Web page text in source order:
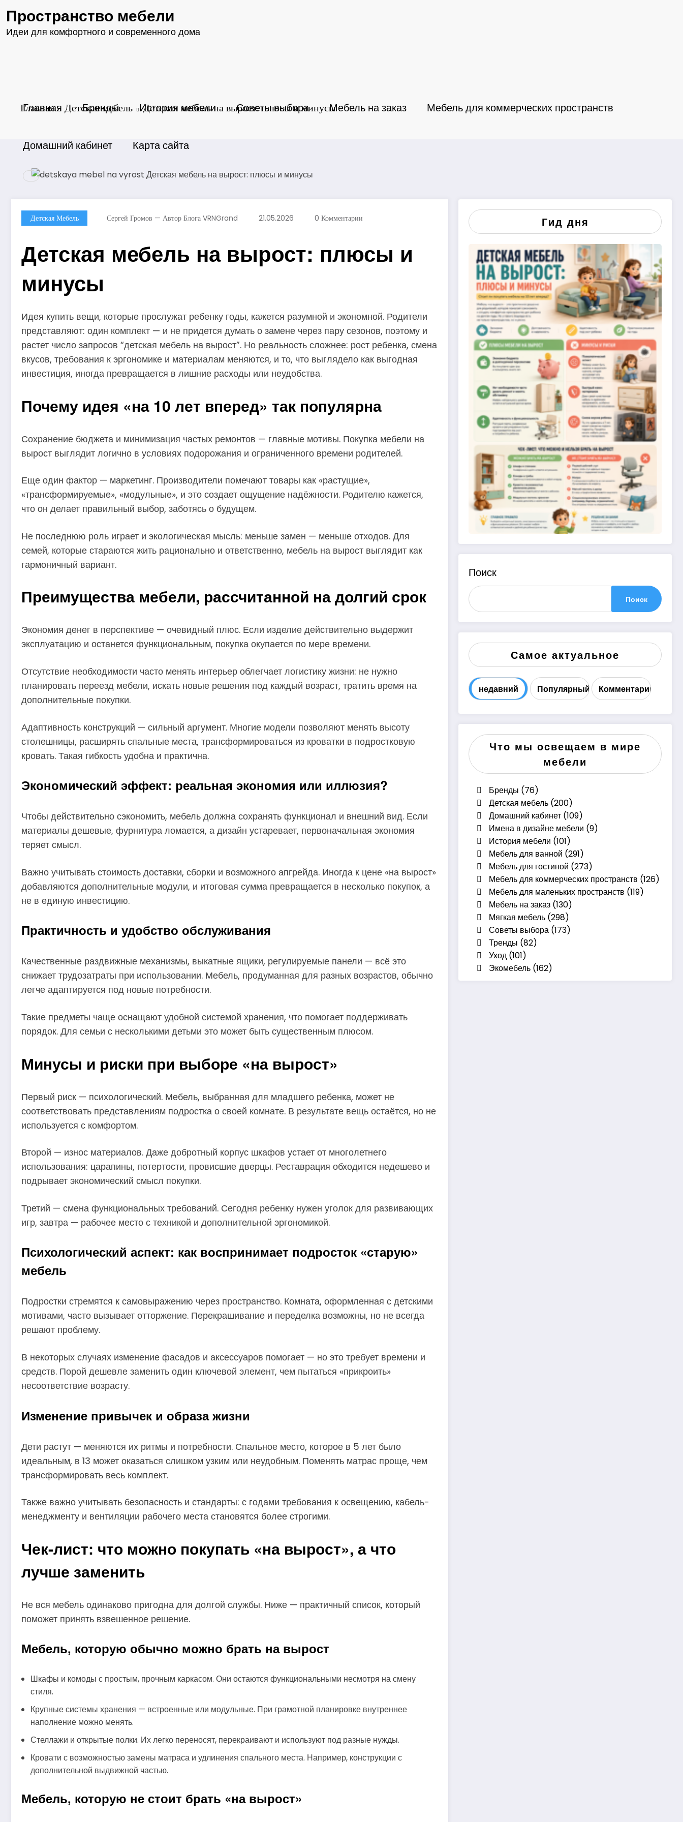
содержимому
Пространство мебели
Идеи для комфортного и современного дома
Главная Бренды История мебели Советы выбора Мебель на заказ Мебель для коммерческих пространств
Домашний кабинет Карта сайта
Главная Детская мебель Детская мебель на вырост: плюсы и минусы
Детская Мебель Сергей Громов — Автор Блога VRNGrand 21.05.2026 0 Комментарии
Детская мебель на вырост: плюсы и
минусы
Идея купить вещи, которые прослужат ребенку годы, кажется разумной и экономной. Родители
представляют: один комплект — и не придется думать о замене через пару сезонов, поэтому и
растет число запросов “детская мебель на вырост”. Но реальность сложнее: рост ребенка, смена
вкусов, требования к эргономике и материалам меняются, и то, что выглядело как выгодная
инвестиция, иногда превращается в лишние расходы или неудобства.
Почему идея «на 10 лет вперед» так популярна
Сохранение бюджета и минимизация частых ремонтов — главные мотивы. Покупка мебели на
вырост выглядит логично в условиях подорожания и ограниченного времени родителей.
Еще один фактор — маркетинг. Производители помечают товары как «растущие»,
«трансформируемые», «модульные», и это создает ощущение надёжности. Родителю кажется,
что он делает правильный выбор, заботясь о будущем.
Не последнюю роль играет и экологическая мысль: меньше замен — меньше отходов. Для
семей, которые стараются жить рационально и ответственно, мебель на вырост выглядит как
гармоничный вариант.
Преимущества мебели, рассчитанной на долгий срок
Экономия денег в перспективе — очевидный плюс. Если изделие действительно выдержит
эксплуатацию и останется функциональным, покупка окупается по мере времени.
Отсутствие необходимости часто менять интерьер облегчает логистику жизни: не нужно
планировать переезд мебели, искать новые решения под каждый возраст, тратить время на
дополнительные покупки.
Адаптивность конструкций — сильный аргумент. Многие модели позволяют менять высоту
столешницы, расширять спальные места, трансформироваться из кроватки в подростковую
кровать. Такая гибкость удобна и практична.
Экономический эффект: реальная экономия или иллюзия?
Чтобы действительно сэкономить, мебель должна сохранять функционал и внешний вид. Если
материалы дешевые, фурнитура ломается, а дизайн устаревает, первоначальная экономия
теряет смысл.
Важно учитывать стоимость доставки, сборки и возможного апгрейда. Иногда к цене «на вырост»
добавляются дополнительные модули, и итоговая сумма превращается в несколько покупок, а
не в единую инвестицию.
Практичность и удобство обслуживания
Качественные раздвижные механизмы, выкатные ящики, регулируемые панели — всё это
снижает трудозатраты при использовании. Мебель, продуманная для разных возрастов, обычно
легче адаптируется под новые потребности.
Такие предметы чаще оснащают удобной системой хранения, что помогает поддерживать
порядок. Для семьи с несколькими детьми это может быть существенным плюсом.
Минусы и риски при выборе «на вырост»
Первый риск — психологический. Мебель, выбранная для младшего ребенка, может не
соответствовать представлениям подростка о своей комнате. В результате вещь остаётся, но не
используется с комфортом.
Второй — износ материалов. Даже добротный корпус шкафов устает от многолетнего
использования: царапины, потертости, провисшие дверцы. Реставрация обходится недешево и
подрывает экономический смысл покупки.
Третий — смена функциональных требований. Сегодня ребенку нужен уголок для развивающих
игр, завтра — рабочее место с техникой и дополнительной эргономикой.
Психологический аспект: как воспринимает подросток «старую»
мебель
Подростки стремятся к самовыражению через пространство. Комната, оформленная с детскими
мотивами, часто вызывает отторжение. Перекрашивание и переделка возможны, но не всегда
решают проблему.
В некоторых случаях изменение фасадов и аксессуаров помогает — но это требует времени и
средств. Порой дешевле заменить один ключевой элемент, чем пытаться «прикроить»
несоответствие возрасту.
Изменение привычек и образа жизни
Дети растут — меняются их ритмы и потребности. Спальное место, которое в 5 лет было
идеальным, в 13 может оказаться слишком узким или неудобным. Поменять матрас проще, чем
трансформировать весь комплект.
Также важно учитывать безопасность и стандарты: с годами требования к освещению, кабель-
менеджменту и вентиляции рабочего места становятся более строгими.
Чек-лист: что можно покупать «на вырост», а что
лучше заменить
Не вся мебель одинаково пригодна для долгой службы. Ниже — практичный список, который
поможет принять взвешенное решение.
Мебель, которую обычно можно брать на вырост
Шкафы и комоды с простым, прочным каркасом. Они остаются функциональными несмотря на смену
стиля.
Крупные системы хранения — встроенные или модульные. При грамотной планировке внутреннее
наполнение можно менять.
Стеллажи и открытые полки. Их легко переносят, перекраивают и используют под разные нужды.
Кровати с возможностью замены матраса и удлинения спального места. Например, конструкции с
дополнительной выдвижной частью.
Мебель, которую не стоит брать «на вырост»
Гид дня
Поиск
Поиск
Самое актуальное
недавний Популярный Комментарий
Что мы освещаем в мире
мебели
Бренды (76)
Детская мебель (200)
Домашний кабинет (109)
Имена в дизайне мебели (9)
История мебели (101)
Мебель для ванной (291)
Мебель для гостиной (273)
Мебель для коммерческих пространств (126)
Мебель для маленьких пространств (119)
Мебель на заказ (130)
Мягкая мебель (298)
Советы выбора (173)
Тренды (82)
Уход (101)
Экомебель (162)